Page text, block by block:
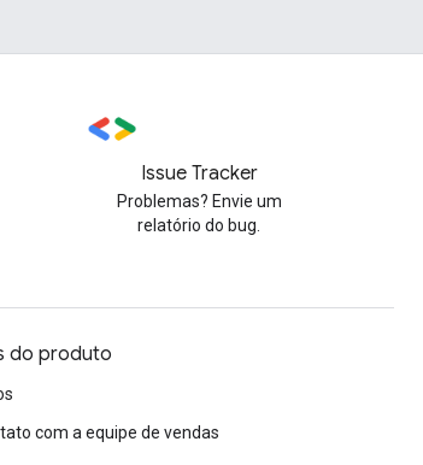
Issue Tracker
Problemas? Envie um
relatório do bug.
do produto
com a equipe de vendas